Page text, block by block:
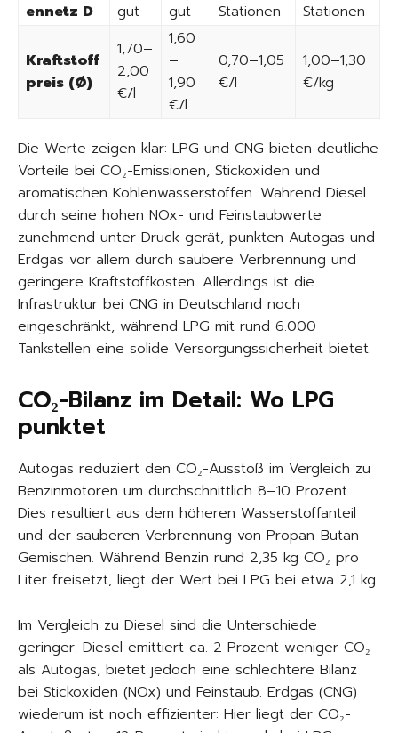
ennetz D
gut
gut
Stationen
Stationen
Kraftstoff
preis (Ø)
1,70–
2,00
€/l
1,60
–
1,90
€/l
0,70–1,05
€/l
1,00–1,30
€/kg
Die Werte zeigen klar: LPG und CNG bieten deutliche
Vorteile bei CO₂-Emissionen, Stickoxiden und
aromatischen Kohlenwasserstoffen. Während Diesel
durch seine hohen NOx- und Feinstaubwerte
zunehmend unter Druck gerät, punkten Autogas und
Erdgas vor allem durch saubere Verbrennung und
geringere Kraftstoffkosten. Allerdings ist die
Infrastruktur bei CNG in Deutschland noch
eingeschränkt, während LPG mit rund 6.000
Tankstellen eine solide Versorgungssicherheit bietet.
CO₂-Bilanz im Detail: Wo LPG
punktet
Autogas reduziert den CO₂-Ausstoß im Vergleich zu
Benzinmotoren um durchschnittlich 8–10 Prozent.
Dies resultiert aus dem höheren Wasserstoffanteil
und der sauberen Verbrennung von Propan-Butan-
Gemischen. Während Benzin rund 2,35 kg CO₂ pro
Liter freisetzt, liegt der Wert bei LPG bei etwa 2,1 kg.
Im Vergleich zu Diesel sind die Unterschiede
geringer. Diesel emittiert ca. 2 Prozent weniger CO₂
als Autogas, bietet jedoch eine schlechtere Bilanz
bei Stickoxiden (NOx) und Feinstaub. Erdgas (CNG)
wiederum ist noch effizienter: Hier liegt der CO₂-